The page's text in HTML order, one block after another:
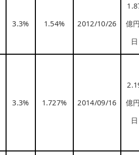
3.3% 1.54% 2012/10/26
億
日
3.3% 1.727% 2014/09/16
億
日